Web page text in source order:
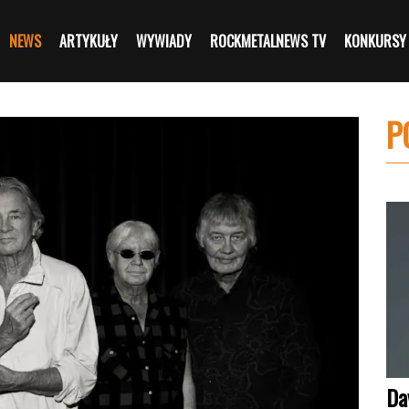
NEWS ARTYKUŁY WYWIADY ROCKMETALNEWS TV KONKURSY